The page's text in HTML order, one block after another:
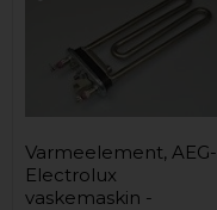
Varmeelement, AEG-
Electrolux
vaskemaskin -